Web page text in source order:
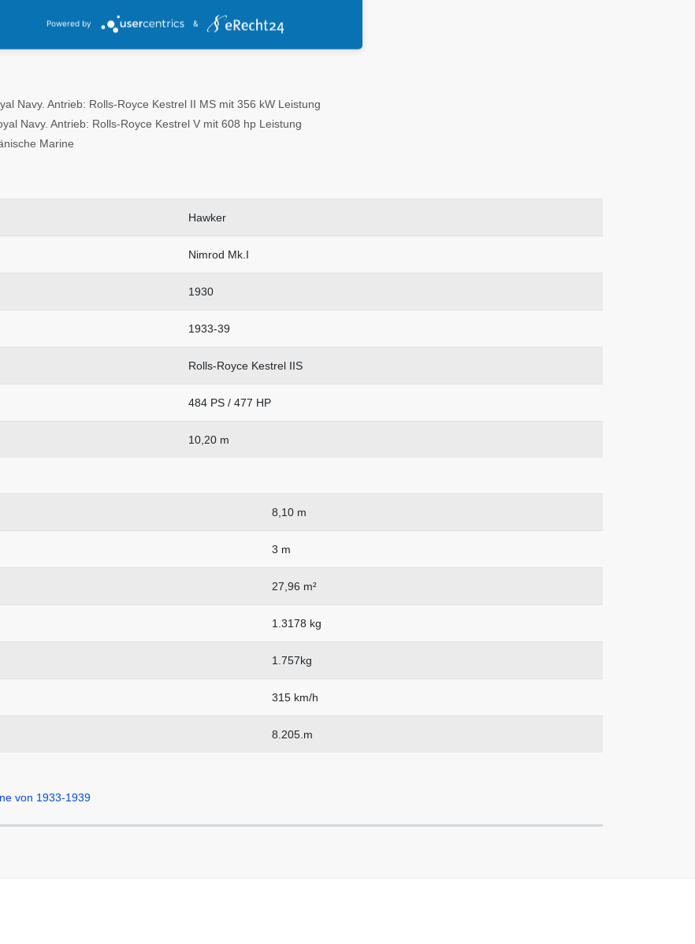
Navy. Antrieb: Rolls-Royce Kestrel II MS mit 356 kW Leistung
Navy. Antrieb: Rolls-Royce Kestrel V mit 608 hp Leistung
Marine
Hawker
Nimrod Mk.I
1930
1933-39
Rolls-Royce Kestrel IIS
484 PS / 477 HP
10,20 m
8,10 m
3 m
27,96 m²
1.3178 kg
1.757kg
315 km/h
8.205.m
Powered by &